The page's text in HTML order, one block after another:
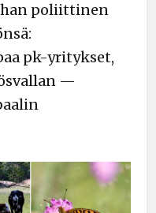
poliittinen
pk-yritykset,
—